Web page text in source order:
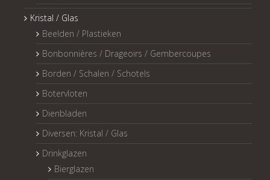
Kristal / Glas
Beelden / Plastieken
Bonbonnières / Drageoirs / Gembercoupes
Borden / Schalen / Schotels
Botervloten
Dienbladen
Diversen: Kristal / Glas
Drinkglazen
Bierglazen